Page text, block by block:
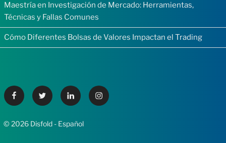
Maestría en Investigación de Mercado: Herramientas,
Técnicas y Fallas Comunes
Cómo Diferentes Bolsas de Valores Impactan el Trading
FacebookTwitter LinkedinInstagram
© 2026 Disfold - Español